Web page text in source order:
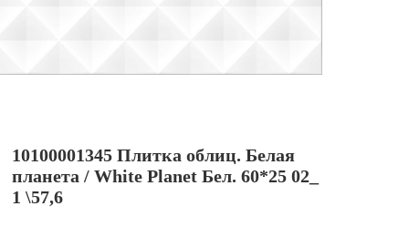
10100001345 Плитка облиц. Белая
планета / White Planet Бел. 60*25 02_
1 \57,6